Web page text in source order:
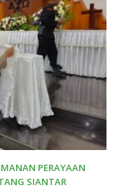
PERAYAAN
SIANTAR